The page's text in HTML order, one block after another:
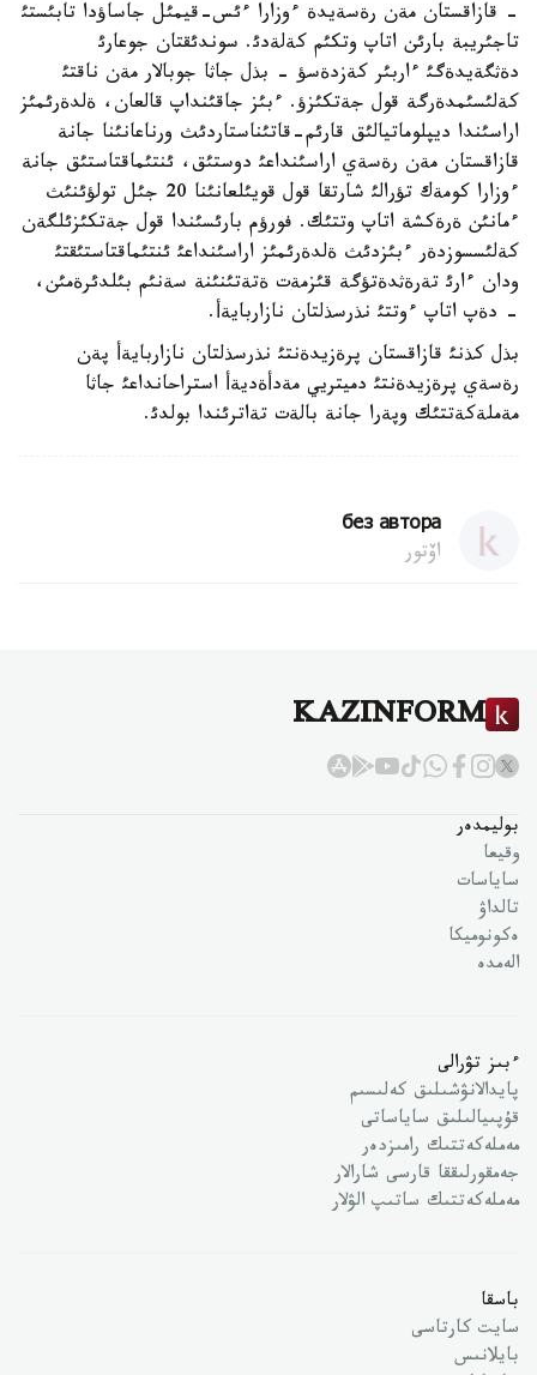
- قازاقستان مةن رةسةيدة ءوزارا ءئس-قيمئل جاساؤدا تابئستئ
تاجئريبة بارئن اتاپ وتكئم كةلةدئ. سوندئقتان جوعارئ
دةثگةيدةگئ ءاربئر كةزدةسؤ - بذل جاثا جوبالار مةن ناقتئ
كةلئسئمدةرگة قول جةتكئزؤ. ءبئز جاقئنداپ قالعان، ةلدةرئمئز
اراسئندا ديپلوماتيالئق قارئم-قاتئناستاردئث ورناعانئنا جانة
قازاقستان مةن رةسةي اراسئنداعئ دوستئق، ئنتئماقتاستئق جانة
ءوزارا كومةك تؤرالئ شارتقا قول قويئلعانئنا 20 جئل تولؤئنئث
ءمانئن ةرةكشة اتاپ وتتئك. فورؤم بارئسئندا قول جةتكئزئلگةن
كةلئسسوزدةر ءبئزدئث ةلدةرئمئز اراسئنداعئ ئنتئماقتاستئقتئ
ودان ءارئ تةرةثدةتؤگة قئزمةت ةتةتئنئنة سةنئم بئلدئرةمئن،
- دةپ اتاپ ءوتتئ نذرسذلتان نازاربايةأ.
بذل كذنئ قازاقستان پرةزيدةنتئ نذرسذلتان نازاربايةأ پةن
رةسةي پرةزيدةنتئ دميتريي مةدأةديةأ استراحانداعئ جاثا
مةملةكةتتئك وپةرا جانة بالةت تةاترئندا بولدئ.
без автора
اۆتور
KAZINFORM
بوليمدەر
وقيعا
ساياسات
تالداۋ
ەكونوميكا
الەمدە
ءبىز تۋرالى
پايدالانۋشىلىق كەلىسىم
قۇپىيالىلىق ساياساتى
مەملەكەتتىك رامىزدەر
جەمقورلىققا قارسى شارالار
مەملەكەتتىك ساتىپ الۋلار
باسقا
سايت كارتاسى
بايلانىس